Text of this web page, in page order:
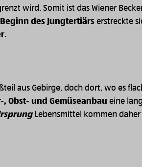
wird. Somit ist das Wiener
Beginn des Jungtertiärs erstreckte
.
aus Gebirge, doch dort, wo es
, Obst- und Gemüseanbau eine
Lebensmittel kommen daher